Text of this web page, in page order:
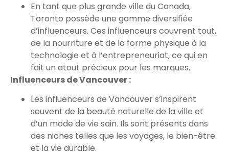
En tant que plus grande ville du Canada,
Toronto possède une gamme diversifiée
d’influenceurs. Ces influenceurs couvrent tout,
de la nourriture et de la forme physique à la
technologie et à l’entrepreneuriat, ce qui en
fait un atout précieux pour les marques.
Influenceurs de Vancouver :
Les influenceurs de Vancouver s’inspirent
souvent de la beauté naturelle de la ville et
d’un mode de vie sain. Ils sont présents dans
des niches telles que les voyages, le bien-être
et la vie durable.